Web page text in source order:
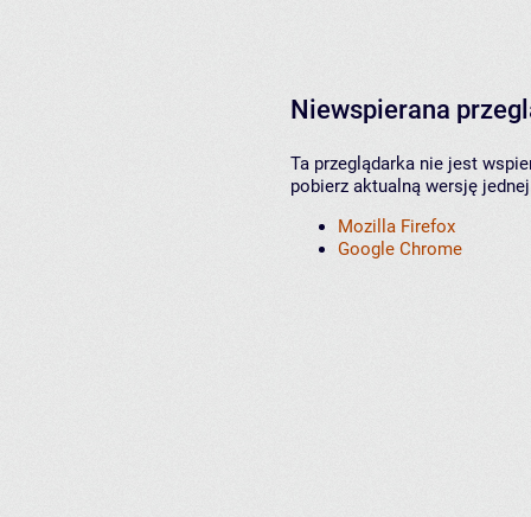
Niewspierana
Ta przeglądarka nie jest
pobierz aktualną wersję
Mozilla Firefox
Google Chrome